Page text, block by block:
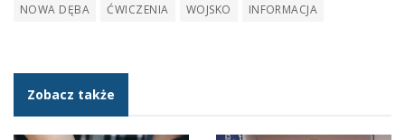
NOWA DĘBA
ĆWICZENIA WOJSKO INFORMACJA
Zobacz także